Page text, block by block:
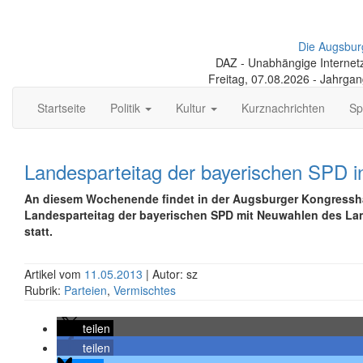
Die
DAZ - Unabhängige
Freitag, 07.08.2026 -
Startseite
Politik Kultur Kurznachrichten
Landesparteitag der bayerischen SPD
An diesem Wochenende findet in der Augsburger
Landesparteitag der bayerischen SPD mit Neuwahlen des
statt.
Artikel vom 11.05.2013 | Autor: sz
Rubrik: Parteien, Vermischtes
teilen
teilen